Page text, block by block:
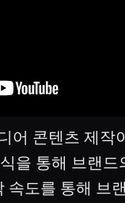
어 콘텐츠 제
을 통해 브랜
도를 통해